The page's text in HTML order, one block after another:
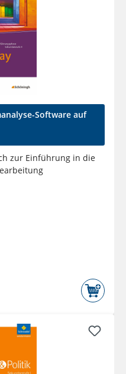
Software auf
zur Einführung in die